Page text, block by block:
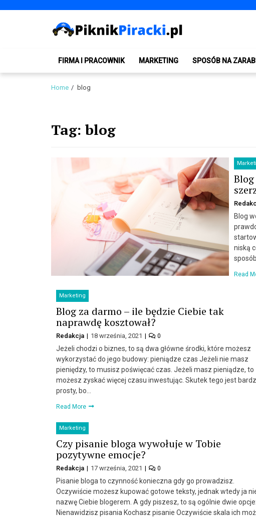
PiknikPiracki.pl
FIRMA I PRACOWNIK MARKETING SPOSÓB NA
Home blog
Tag:blog
Blog
niską
Read
Marketing
Blog za darmo – ile będzie Ciebie tak
naprawdę kosztował?
Redakcja 18 września, 2021 0
Jeżeli chodzi o biznes, to są dwa główne środki, które możesz
wykorzystać do jego budowy: pieniądze czas Jeżeli nie masz
pieniędzy, to musisz poświęcać czas. Jeżeli masz pieniądze, to
możesz zyskać więcej czasu inwestując. Skutek tego jest
prosty, bo…
Read More
Marketing
Czy pisanie bloga wywołuje w Tobie
pozytywne emocje?
Redakcja 17 września, 2021 0
Pisanie bloga to czynność konieczna gdy go prowadzisz.
Oczywiście możesz kupować gotowe teksty, jednak wtedy ja
nazwę Ciebie blogerem. A gdy piszesz, to są ogólnie dwie opcje:
Nienawidzisz pisania Kochasz pisanie Oczywiście skala ich